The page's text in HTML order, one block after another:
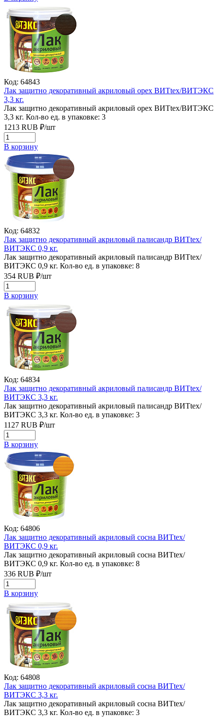
Код: 64843
Лак защитно декоративный акриловый орех ВИТtex/ВИТЭКС
3,3 кг.
Лак защитно декоративный акриловый орех ВИТtex/ВИТЭКС
3,3 кг. Кол-во ед. в упаковке: 3
1213 RUB ₽/шт
В корзину
Код: 64832
Лак защитно декоративный акриловый палисандр ВИТtex/
ВИТЭКС 0,9 кг.
Лак защитно декоративный акриловый палисандр ВИТtex/
ВИТЭКС 0,9 кг. Кол-во ед. в упаковке: 8
354 RUB ₽/шт
В корзину
Код: 64834
Лак защитно декоративный акриловый палисандр ВИТtex/
ВИТЭКС 3,3 кг.
Лак защитно декоративный акриловый палисандр ВИТtex/
ВИТЭКС 3,3 кг. Кол-во ед. в упаковке: 3
1127 RUB ₽/шт
В корзину
Код: 64806
Лак защитно декоративный акриловый сосна ВИТtex/
ВИТЭКС 0,9 кг.
Лак защитно декоративный акриловый сосна ВИТtex/
ВИТЭКС 0,9 кг. Кол-во ед. в упаковке: 8
336 RUB ₽/шт
В корзину
Код: 64808
Лак защитно декоративный акриловый сосна ВИТtex/
ВИТЭКС 3,3 кг.
Лак защитно декоративный акриловый сосна ВИТtex/
ВИТЭКС 3,3 кг. Кол-во ед. в упаковке: 3